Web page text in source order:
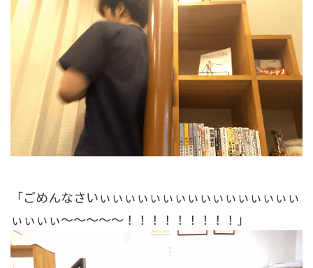
「ごめんなさいぃぃぃぃぃぃぃぃぃぃぃぃぃぃぃぃ
ぃぃぃぃ～～～～～！！！！！！！！！」